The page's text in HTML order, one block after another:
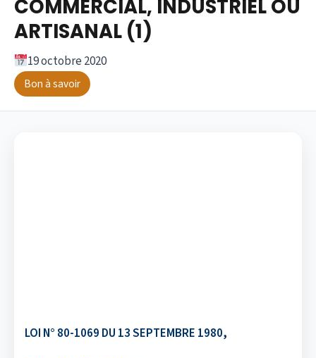
COMMERCIAL, INDUSTRIEL OU
ARTISANAL (1)
19 octobre 2020
Bon à savoir
LOI N° 80-1069 DU 13 SEPTEMBRE 1980,